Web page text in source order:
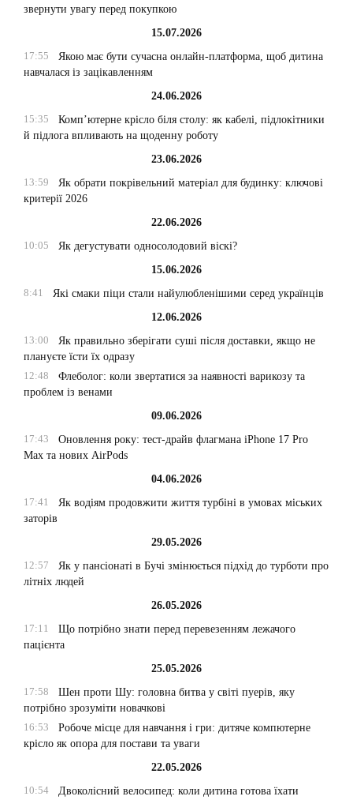
звернути увагу перед покупкою
15.07.2026
17:55
Якою має бути сучасна онлайн-платформа, щоб дитина
навчалася із зацікавленням
24.06.2026
15:35
Комп’ютерне крісло біля столу: як кабелі, підлокітники
й підлога впливають на щоденну роботу
23.06.2026
13:59
Як обрати покрівельний матеріал для будинку: ключові
критерії 2026
22.06.2026
10:05
Як дегустувати односолодовий віскі?
15.06.2026
8:41
Які смаки піци стали найулюбленішими серед українців
12.06.2026
13:00
Як правильно зберігати суші після доставки, якщо не
плануєте їсти їх одразу
12:48
Флеболог: коли звертатися за наявності варикозу та
проблем із венами
09.06.2026
17:43
Оновлення року: тест-драйв флагмана iPhone 17 Pro
Max та нових AirPods
04.06.2026
17:41
Як водіям продовжити життя турбіні в умовах міських
заторів
29.05.2026
12:57
Як у пансіонаті в Бучі змінюється підхід до турботи про
літніх людей
26.05.2026
17:11
Що потрібно знати перед перевезенням лежачого
пацієнта
25.05.2026
17:58
Шен проти Шу: головна битва у світі пуерів, яку
потрібно зрозуміти новачкові
16:53
Робоче місце для навчання і гри: дитяче компютерне
крісло як опора для постави та уваги
22.05.2026
10:54
Двоколісний велосипед: коли дитина готова їхати